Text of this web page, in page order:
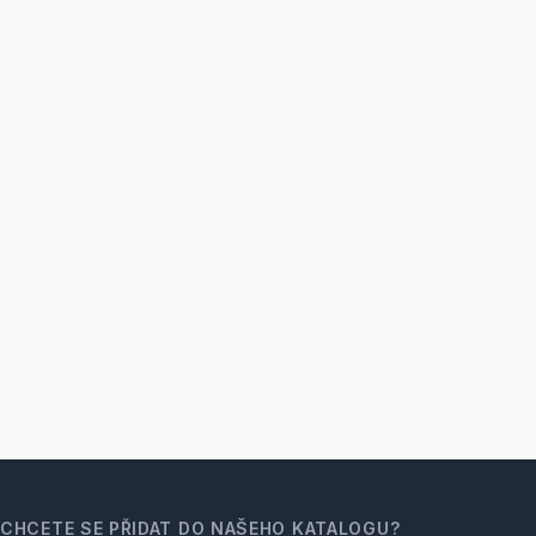
CHCETE SE PŘIDAT DO NAŠEHO KATALOGU?